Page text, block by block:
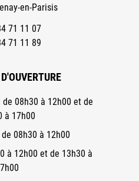
en-Parisis
71 11 07
71 11 89
08h30 à 12h00 et de
à 17h00
08h30 à 12h00
à 12h00 et de 13h30 à